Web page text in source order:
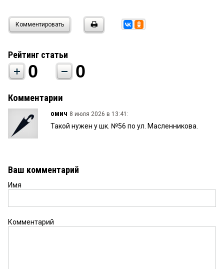
Комментировать
Рейтинг статьи
0 0
Комментарии
омич 8 июля 2026 в 13:41:
Такой нужен у шк. №56 по ул. Масленникова.
Ваш комментарий
Имя
Комментарий